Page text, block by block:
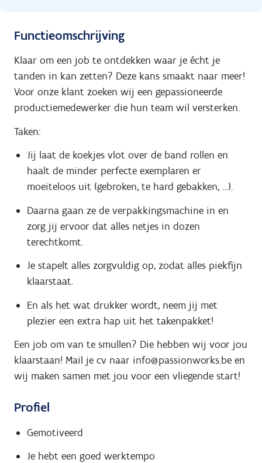
Functieomschrijving
Klaar om een job te ontdekken waar je écht je
tanden in kan zetten? Deze kans smaakt naar meer!
Voor onze klant zoeken wij een gepassioneerde
productiemedewerker die hun team wil versterken.
Taken:
Jij laat de koekjes vlot over de band rollen en
haalt de minder perfecte exemplaren er
moeiteloos uit (gebroken, te hard gebakken, …).
Daarna gaan ze de verpakkingsmachine in en
zorg jij ervoor dat alles netjes in dozen
terechtkomt.
Je stapelt alles zorgvuldig op, zodat alles piekfijn
klaarstaat.
En als het wat drukker wordt, neem jij met
plezier een extra hap uit het takenpakket!
Een job om van te smullen? Die hebben wij voor jou
klaarstaan! Mail je cv naar info@passionworks.be en
wij maken samen met jou voor een vliegende start!
Profiel
Gemotiveerd
Je hebt een goed werktempo